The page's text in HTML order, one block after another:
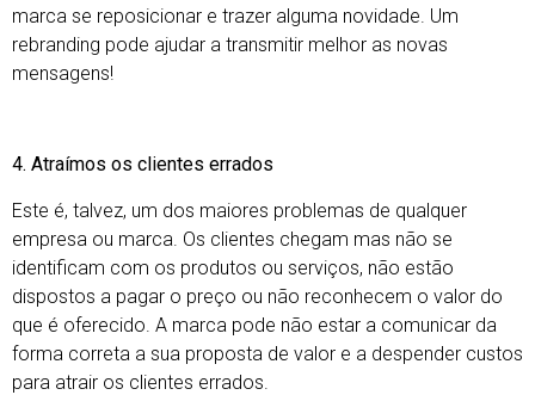
marca se reposicionar e trazer alguma novidade. Um
rebranding pode ajudar a transmitir melhor as novas
mensagens!
4. Atraímos os clientes errados
Este é, talvez, um dos maiores problemas de qualquer
empresa ou marca. Os clientes chegam mas não se
identificam com os produtos ou serviços, não estão
dispostos a pagar o preço ou não reconhecem o valor do
que é oferecido. A marca pode não estar a comunicar da
forma correta a sua proposta de valor e a despender custos
para atrair os clientes errados.